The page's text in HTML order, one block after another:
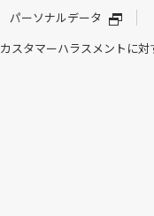
パーソナルデータ
カスタマーハラスメントに対